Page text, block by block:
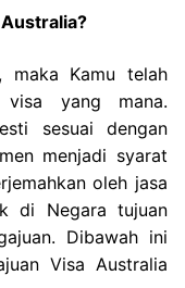
maka Kamu telah
yang mana.
sesuai dengan
menjadi syarat
oleh jasa
di Negara tujuan
Dibawah ini
Visa Australia